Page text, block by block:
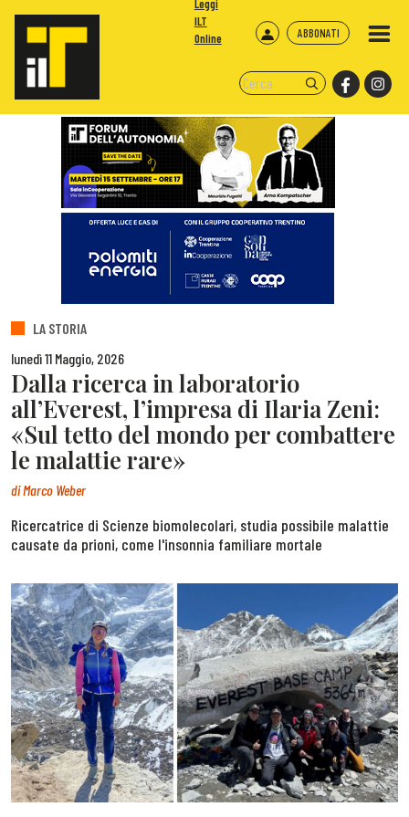
ABBONATI
Leggi
ILT
Online
LA STORIA
lunedì 11 Maggio, 2026
Dalla ricerca in laboratorio
all’Everest, l’impresa di Ilaria Zeni:
«Sul tetto del mondo per combattere
le malattie rare»
diMarco Weber
Ricercatrice di Scienze biomolecolari, studia possibile malattie
causate da prioni, come l'insonnia familiare mortale